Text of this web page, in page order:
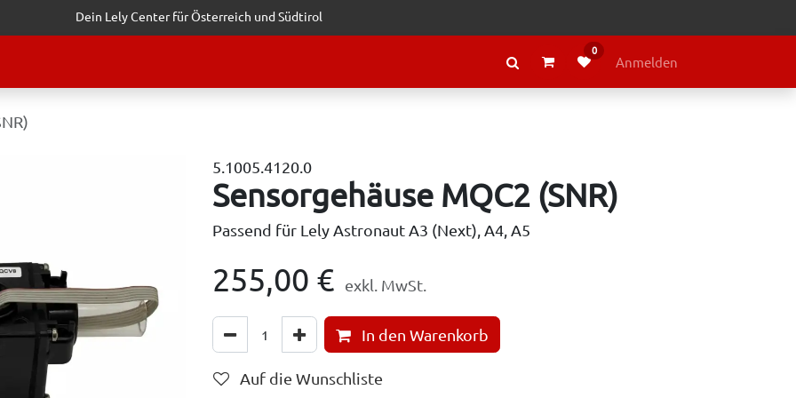
Dein Lely Center für Österreich und Südtirol
ÜBER LELY
0
Anmelden
5.1005.4120.0
Sensorgehäuse MQC2 (SNR)
Passend für Lely Astronaut A3 (Next), A4, A5
255,00 € exkl. MwSt.
In den Warenkorb
Auf die Wunschliste